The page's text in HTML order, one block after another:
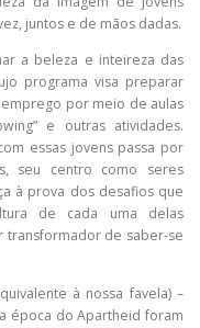
juntos e de mãos dadas.
a beleza e inteireza das
programa visa preparar
por meio de aulas
e outras atividades.
essas jovens passa por
seu centro como seres
à prova dos desafios que
de cada uma delas
de saber-se
à nossa favela) –
época do Apartheid foram